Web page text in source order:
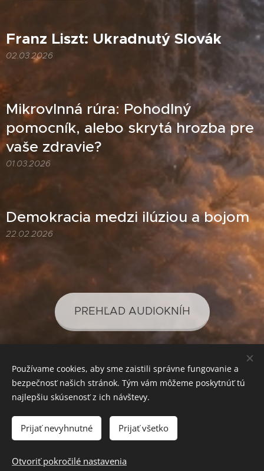
Franz Liszt: Ukradnutý Slovák
02.03.2026
Mikrovlnná rúra: Pohodlný
pomocník, alebo skrytá hrozba pre
vaše zdravie?
01.03.2026
Demokracia medzi ilúziou a bojom
22.02.2026
PREHĽAD AUDIOKNÍH
PREHĽAD PODCASTOV
SVETLO PRE VAŠE POZNANIE
EUR €
Používame cookies, aby sme zaistili správne fungovanie a
bezpečnosť našich stránok. Tým vám môžeme poskytnúť tú
najlepšiu skúsenosť z ich návštevy.
Prijať nevyhnutné Prijať všetko
Otvoriť pokročilé nastavenia